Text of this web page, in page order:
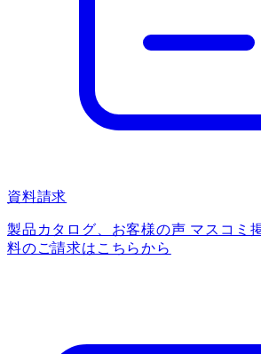
資料請求
製品カタログ、お客様の声 マスコミ
料のご請求はこちらから